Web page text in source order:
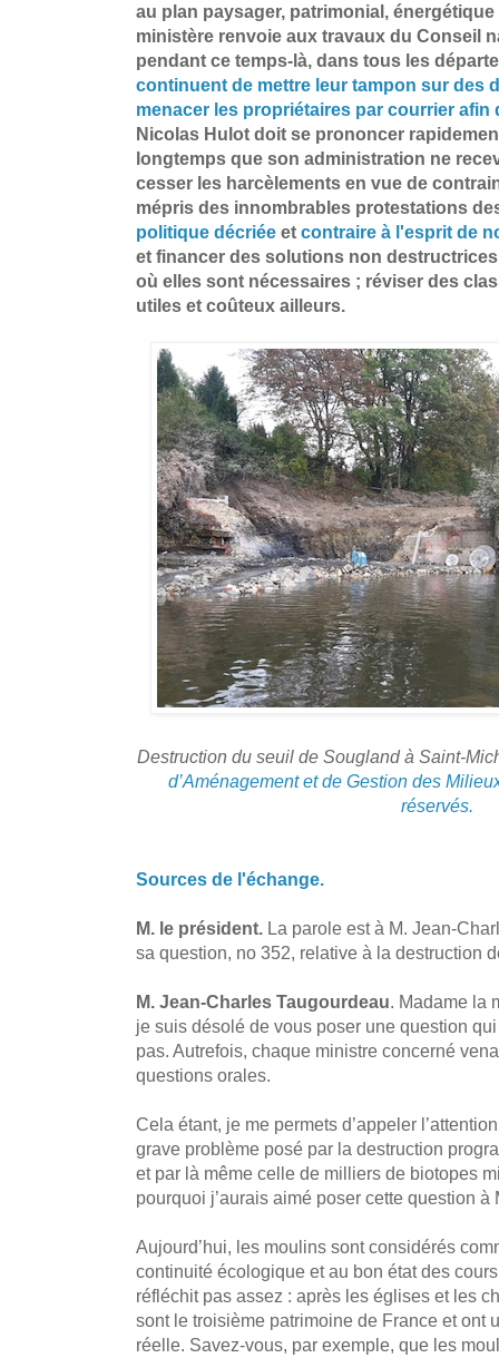
au plan paysager, patrimonial,
ministère renvoie aux travaux du Conseil
pendant ce temps-là, dans tous les
continuent de mettre leur tampon sur des
menacer les propriétaires par courrier
Nicolas Hulot doit se prononcer
longtemps que son administration ne
cesser les harcèlements en vue de
mépris des innombrables protestations
politique décriée et contraire à l'esprit de
et financer des solutions non
où elles sont nécessaires ; réviser des
utiles et coûteux ailleurs.
Destruction du seuil de Sougland à Saint-
d’Aménagement et de Gestion des
réservés.
Sources de l'échange.
M. le président. La parole est à M. Jean-
sa question, no 352, relative à la destruction
M. Jean-Charles Taugourdeau. Madame la
je suis désolé de vous poser une question
pas. Autrefois, chaque ministre concerné
questions orales.
Cela étant, je me permets d’appeler
grave problème posé par la destruction
et par là même celle de milliers de biotopes
pourquoi j’aurais aimé poser cette question à
Aujourd’hui, les moulins sont considérés
continuité écologique et au bon état des
réfléchit pas assez : après les églises et les
sont le troisième patrimoine de France et ont
réelle. Savez-vous, par exemple, que les